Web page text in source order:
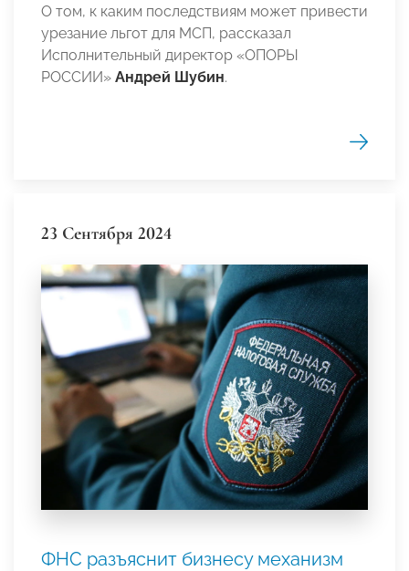
О том, к каким последствиям может привести
урезание льгот для МСП, рассказал
Исполнительный директор «ОПОРЫ
РОССИИ» Андрей Шубин.
23 Сентября 2024
ФНС разъяснит бизнесу механизм